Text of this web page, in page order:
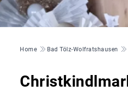
Pfadnavigation
Home Bad Tölz-Wolfratshausen